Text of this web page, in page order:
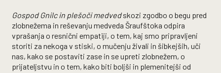
Gospod Gnilc in plešoči medvedskozi zgodbo o begu pred
zlobnežema in reševanju medveda Šraufštoka odpira
vprašanja o resnični empatiji, o tem, kaj smo pripravljeni
storiti za nekoga v stiski, o mučenju živali in šibkejših, uči
nas, kako se postaviti zase in se upreti zlobnežem, o
prijateljstvu in o tem, kako biti boljši in plemenitejši od